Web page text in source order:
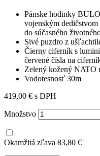
Pánske hodinky
vojenským
do súčasného
Sivé puzdro z
Čierny ciferník s
červené čísla na
Zelený kožený NATO
Vodotesnosť 30m
419,00 € s DPH
Množstvo
Okamžitá zľava 83,80 €